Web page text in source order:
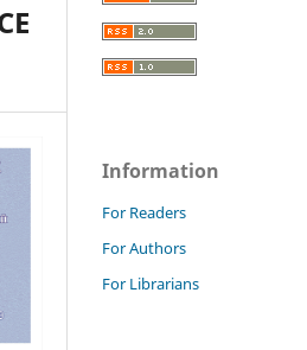
Information
For Readers
For Authors
For Librarians